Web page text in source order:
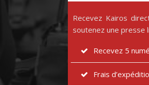
Recevez Kairos
soutenez une presse
Recevez 5
Frais